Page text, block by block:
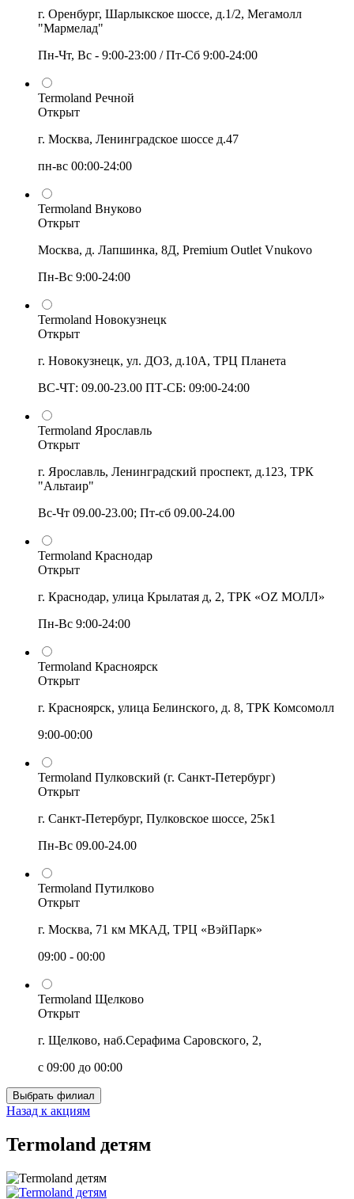
г. Оренбург, Шарлыкское шоссе, д.1/2, Мегамолл
"Мармелад"
Пн-Чт, Вс - 9:00-23:00 / Пт-Сб 9:00-24:00
Termoland Речной
Открыт
г. Москва, Ленинградское шоссе д.47
пн-вс 00:00-24:00
Termoland Внуково
Открыт
Москва, д. Лапшинка, 8Д, Premium Outlet Vnukovo
Пн-Вс 9:00-24:00
Termoland Новокузнецк
Открыт
г. Новокузнецк, ул. ДОЗ, д.10А, ТРЦ Планета
ВС-ЧТ: 09.00-23.00 ПТ-СБ: 09:00-24:00
Termoland Ярославль
Открыт
г. Ярославль, Ленинградский проспект, д.123, ТРК
"Альтаир"
Вс-Чт 09.00-23.00; Пт-сб 09.00-24.00
Termoland Краснодар
Открыт
г. Краснодар, улица Крылатая д, 2, ТРК «OZ МОЛЛ»
Пн-Вс 9:00-24:00
Termoland Красноярск
Открыт
г. Красноярск, улица Белинского, д. 8, ТРК Комсомолл
9:00-00:00
Termoland Пулковский (г. Санкт-Петербург)
Открыт
г. Санкт-Петербург, Пулковское шоссе, 25к1
Пн-Вс 09.00-24.00
Termoland Путилково
Открыт
г. Москва, 71 км МКАД, ТРЦ «ВэйПарк»
09:00 - 00:00
Termoland Щелково
Открыт
г. Щелково, наб.Серафима Саровского, 2,
с 09:00 до 00:00
Выбрать филиал
Назад к акциям
Termoland детям